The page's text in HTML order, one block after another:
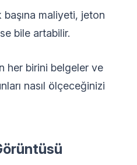
maliyeti, jeton
bile artabilir.
her birini belgeler ve
nasıl ölçeceğinizi